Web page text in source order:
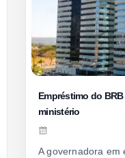
Empréstimo do
ministério
A governadora em